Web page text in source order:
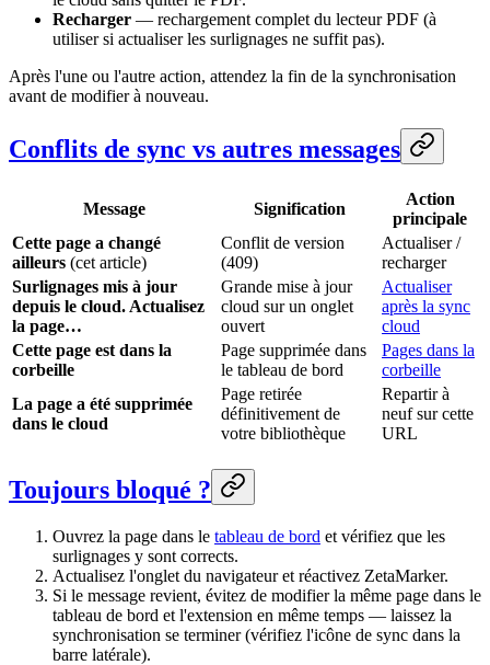
Recharger — rechargement complet du lecteur PDF (à
utiliser si actualiser les surlignages ne suffit pas).
Après l'une ou l'autre action, attendez la fin de la synchronisation
avant de modifier à nouveau.
Conflits de sync vs autres messages
Message Signification
Action
principale
Cette page a changé
ailleurs (cet article)
Conflit de version
(409)
Actualiser /
recharger
Surlignages mis à jour
depuis le cloud. Actualisez
la page…
Grande mise à jour
cloud sur un onglet
ouvert
Actualiser
après la sync
cloud
Cette page est dans la
corbeille
Page supprimée dans
le tableau de bord
Pages dans la
corbeille
La page a été supprimée
dans le cloud
Page retirée
définitivement de
votre bibliothèque
Repartir à
neuf sur cette
URL
Toujours bloqué ?
Ouvrez la page dans le tableau de bord et vérifiez que les
surlignages y sont corrects.
Actualisez l'onglet du navigateur et réactivez ZetaMarker.
Si le message revient, évitez de modifier la même page dans le
tableau de bord et l'extension en même temps — laissez la
synchronisation se terminer (vérifiez l'icône de sync dans la
barre latérale).